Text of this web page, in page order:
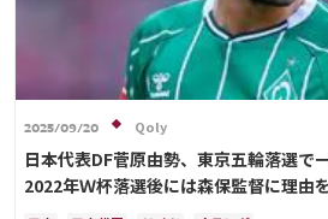
2025/09/20 Qoly
日本代表DF菅原由勢、東京五輪落選で
2022年Ｗ杯落選後には森保監督に理由
難しかった」